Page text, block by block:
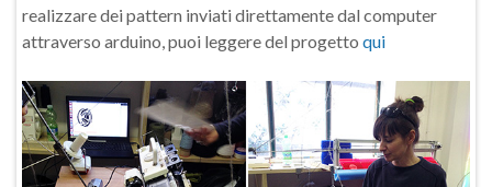
realizzare dei pattern inviati direttamente dal computer
attraverso arduino, puoi leggere del progetto qui